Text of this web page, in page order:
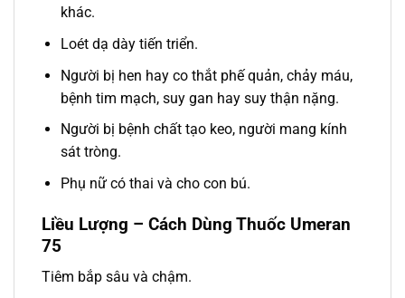
khác.
Loét dạ dày tiến triển.
Người bị hen hay co thắt phế quản, chảy máu,
bệnh tim mạch, suy gan hay suy thận nặng.
Người bị bệnh chất tạo keo, người mang kính
sát tròng.
Phụ nữ có thai và cho con bú.
Liều Lượng – Cách Dùng Thuốc Umeran
75
Tiêm bắp sâu và chậm.